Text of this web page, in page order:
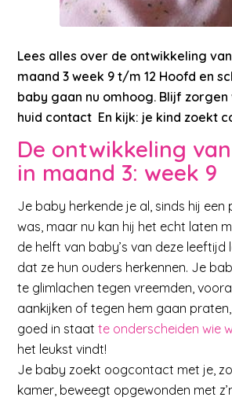
Lees alles over de ontwikkeling
maand 3 week 9 t/m 12 Hoofd en
baby gaan nu omhoog. Blijf zorgen
huid contact En kijk: je kind zoekt
De ontwikkeling
in maand 3: week 9
Je baby herkende je al, sinds hij
was, maar nu kan hij het echt laten
de helft van baby’s van deze leeftijd
dat ze hun ouders herkennen. Je
te glimlachen tegen vreemden,
aankijken of tegen hem gaan
goed in staatte onderscheiden wie
het leukst vindt!
Je baby zoekt oogcontact met je,
kamer, beweegt opgewonden met